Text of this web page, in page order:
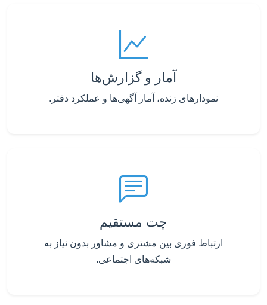
آمار و گزارش‌ها
نمودارهای زنده، آمار آگهی‌ها و عملکرد دفتر.
چت مستقیم
ارتباط فوری بین مشتری و مشاور بدون نیاز به
شبکه‌های اجتماعی.